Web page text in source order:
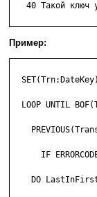
40 Такой ключ
Пример:
LOOP UNTIL
IF
DO